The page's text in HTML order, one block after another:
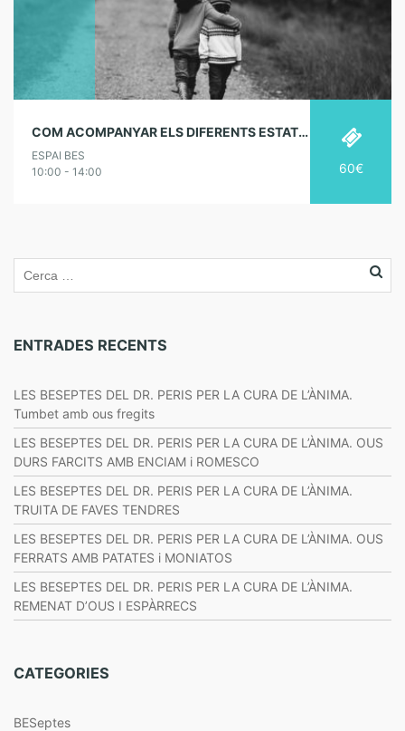
COM ACOMPANYAR ELS DIFERENTS ESTATS EMOCIONALS DELS INFANTS
ESPAI BES
10:00 - 14:00
60€
ENTRADES RECENTS
LES BESEPTES DEL DR. PERIS PER LA CURA DE L’ÀNIMA.
Tumbet amb ous fregits
LES BESEPTES DEL DR. PERIS PER LA CURA DE L’ÀNIMA. OUS
DURS FARCITS AMB ENCIAM i ROMESCO
LES BESEPTES DEL DR. PERIS PER LA CURA DE L’ÀNIMA.
TRUITA DE FAVES TENDRES
LES BESEPTES DEL DR. PERIS PER LA CURA DE L’ÀNIMA. OUS
FERRATS AMB PATATES i MONIATOS
LES BESEPTES DEL DR. PERIS PER LA CURA DE L’ÀNIMA.
REMENAT D’OUS I ESPÀRRECS
CATEGORIES
BESeptes